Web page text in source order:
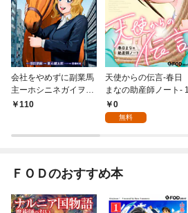
会社をやめずに副業馬
主ーホシニネガイヲ
ー 1
110
天使からの伝言-春日
まなの助産師ノート- 1
0
無料
ＦＯＤのおすすめ本